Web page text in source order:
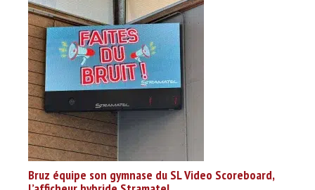
Bruz équipe son gymnase du SL Video Scoreboard,